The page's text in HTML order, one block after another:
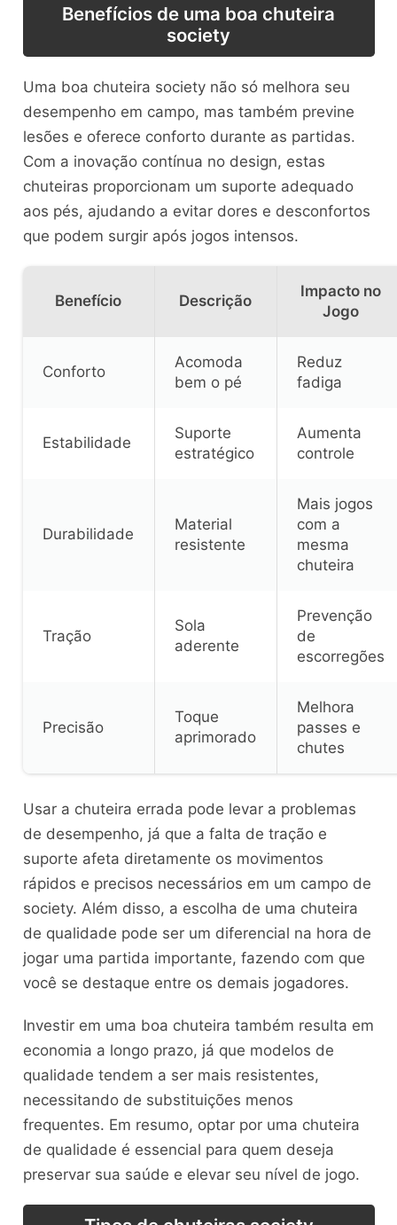
Benefícios de uma boa chuteira
society
Uma boa chuteira society não só melhora seu
desempenho em campo, mas também previne
lesões e oferece conforto durante as partidas.
Com a inovação contínua no design, estas
chuteiras proporcionam um suporte adequado
aos pés, ajudando a evitar dores e desconfortos
que podem surgir após jogos intensos.
Benefício Descrição
Impacto no
Jogo
Conforto
Acomoda
bem o pé
Reduz
fadiga
Estabilidade
Suporte
estratégico
Aumenta
controle
Durabilidade
Material
resistente
Mais jogos
com a
mesma
chuteira
Tração
Sola
aderente
Prevenção
de
escorregões
Precisão
Toque
aprimorado
Melhora
passes e
chutes
Usar a chuteira errada pode levar a problemas
de desempenho, já que a falta de tração e
suporte afeta diretamente os movimentos
rápidos e precisos necessários em um campo de
society. Além disso, a escolha de uma chuteira
de qualidade pode ser um diferencial na hora de
jogar uma partida importante, fazendo com que
você se destaque entre os demais jogadores.
Investir em uma boa chuteira também resulta em
economia a longo prazo, já que modelos de
qualidade tendem a ser mais resistentes,
necessitando de substituições menos
frequentes. Em resumo, optar por uma chuteira
de qualidade é essencial para quem deseja
preservar sua saúde e elevar seu nível de jogo.